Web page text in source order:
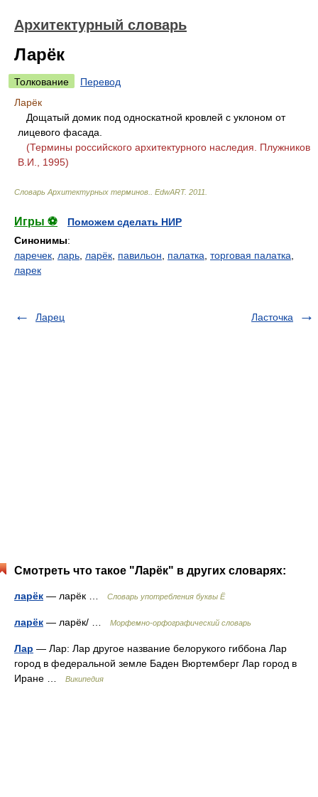
Архитектурный словарь
Ларёк
Толкование
Перевод
Ларёк
Дощатый домик под односкатной кровлей с уклоном от
лицевого фасада.
(Термины российского архитектурного наследия. Плужников
В.И., 1995)
Словарь Архитектурных терминов. EdwART. 2011
Игры ⚽
Поможем сделать НИР
Синонимы:
ларечек ларь ларёк павильон палатка торговая палатка
ларек
Ларец Ласточка
Смотреть что такое "Ларёк" в других словарях:
ларёк — ларёк … Словарь употребления буквы Ё
ларёк — ларёк/ … Морфемно-орфографический словарь
Лар — Лар: Лар другое название белорукого гиббона Лар
город в федеральной земле Баден Вюртемберг Лар город в
Иране …
Википедия